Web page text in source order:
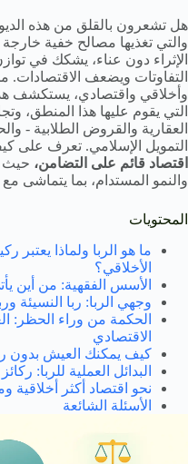
هل تشعرون بالقلق من هذه الديون
والتي تغذيها مصالح خفية
الإثراء دون عناء، يشكك في
التفاوتات ويضعف الاقتصادات.
وأخلاقي واقتصادي، يستكشف
التي يقوم عليها هذا المنطق،
العقارية والقروض الطلابية -
التمويل الإسلامي. تعرف على
اقتصاد قائم على التضامن، حيث
والنمو المستدام، بما يتماشى
المحتويات
ما هو الربا ولماذا يعتبر
الأخلاقي؟
الأسس الفقهية: من أين
وجهي الربا: ربا النسيئة
الحكمة من وراء الحظر:
الاقتصادي
كيف يمكنك العيش بدون
البدائل العملية للربا:
نحو اقتصاد أكثر أخلاقية
الأسئلة الشائعة